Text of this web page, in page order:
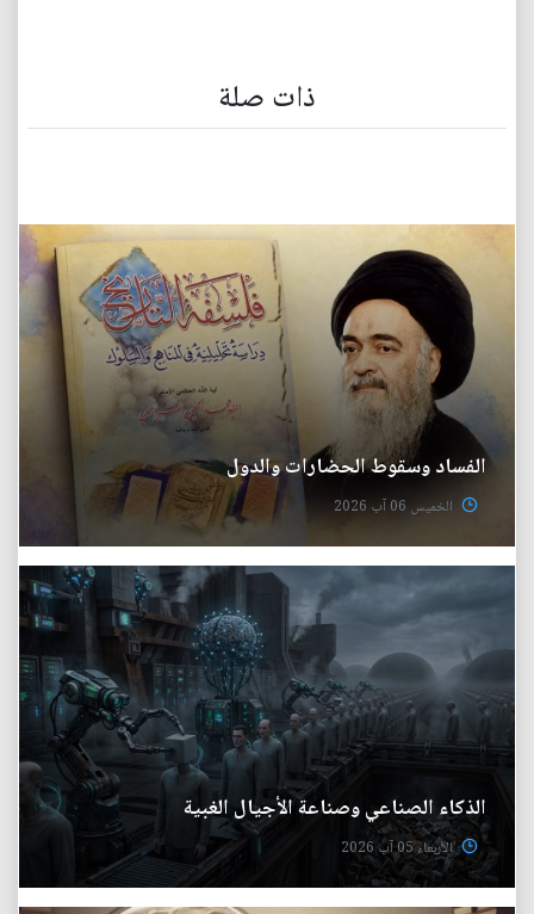
ذات صلة
الفساد وسقوط الحضارات والدول
الخميس 06 آب 2026
الذكاء الصناعي وصناعة الأجيال الغبية
الأربعاء 05 آب 2026